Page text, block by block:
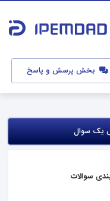
بخش پرسش و پاسخ
یک سوال
سوالات